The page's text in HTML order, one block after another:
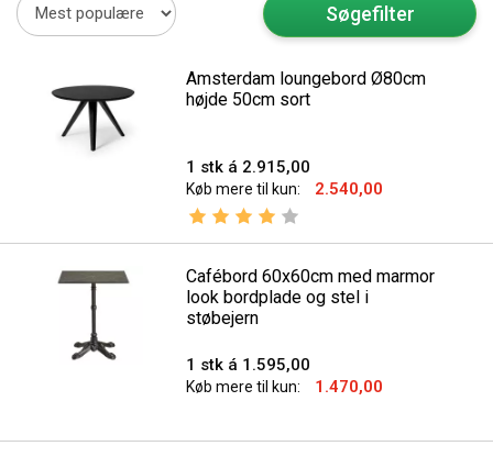
Søgefilter
Amsterdam loungebord Ø80cm
højde 50cm sort
1 stk á 2.915,00
Køb mere til kun: 2.540,00
Vurdering:
Cafébord 60x60cm med marmor
look bordplade og stel i
støbejern
1 stk á 1.595,00
Køb mere til kun: 1.470,00